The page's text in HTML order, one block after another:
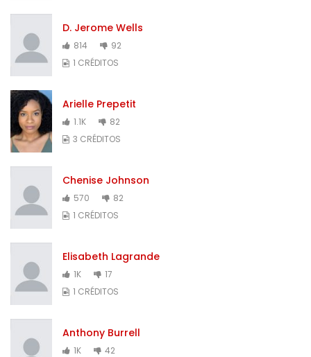
D. Jerome Wells
814
92
1 CRÉDITOS
Arielle Prepetit
1.1K
82
3 CRÉDITOS
Chenise Johnson
570
82
1 CRÉDITOS
Elisabeth Lagrande
1K
17
1 CRÉDITOS
Anthony Burrell
1K
42